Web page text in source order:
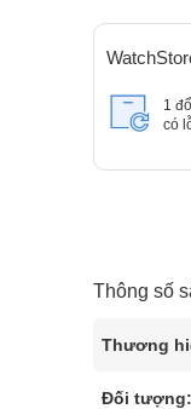
1
có
Thông số
Thương
Đối tượng: